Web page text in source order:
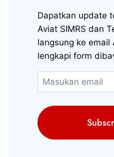
Dapatkan update
Aviat SIMRS dan
langsung ke email
lengkapi form